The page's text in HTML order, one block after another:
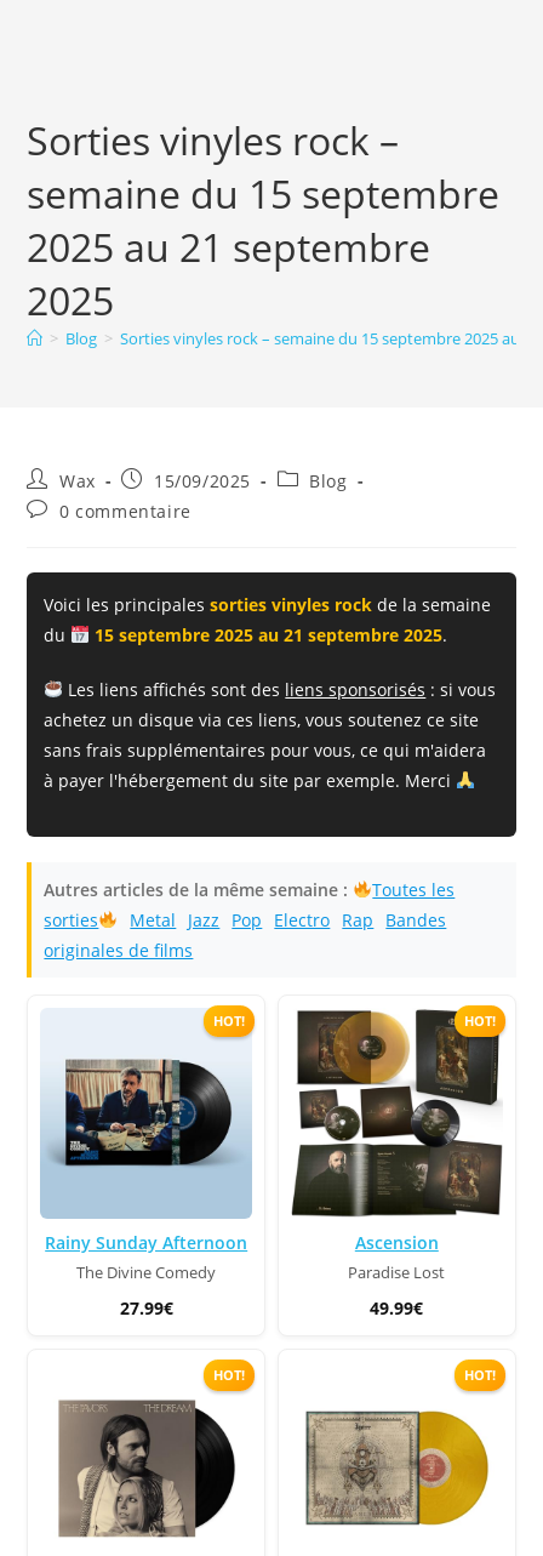
Sorties vinyles rock –
semaine du 15 septembre
2025 au 21 septembre
2025
> Blog > Sorties vinyles rock – semaine du 15 septembre 2025 au
Auteur/autrice
de
la
Wax
Publication
publiée :
15/09/2025
PostBlog
Commentaires
publication :
0 commentaire
Voici les principalessorties vinyles rock de la semaine
du
15 septembre 2025 au 21 septembre 2025.
Les liens affichés sont des liens sponsorisés : si vous
achetez un disque via ces liens, vous soutenez ce site
sans frais supplémentaires pour vous, ce qui m'aidera
à payer l'hébergement du site par exemple. Merci
Autres articles de la même semaine :
Toutes les
sorties
Metal Jazz Pop Electro Rap
Bandes
originales de films
HOT!
Rainy Sunday Afternoon
The Divine Comedy
27.99€
HOT!
Ascension
Paradise Lost
49.99€
HOT! HOT!